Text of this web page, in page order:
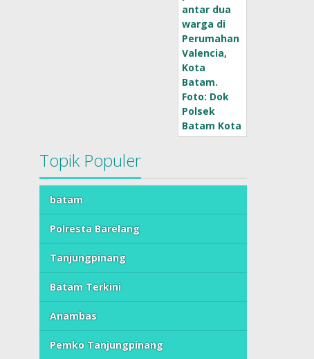
Topik Populer
batam
Polresta Barelang
Tanjungpinang
Batam Terkini
Anambas
Pemko Tanjungpinang